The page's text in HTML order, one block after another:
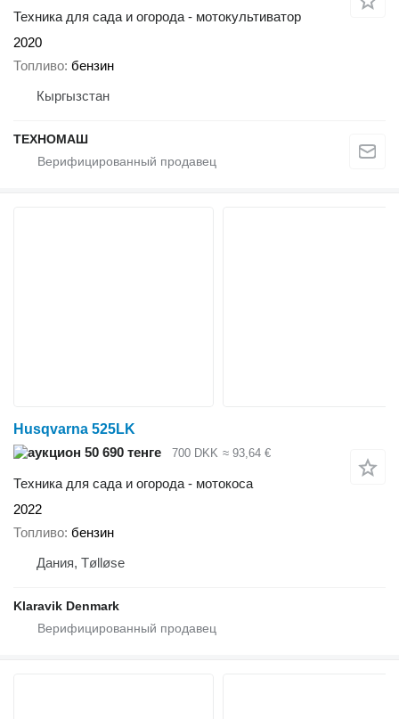
Техника для сада и огорода - мотокультиватор
2020
Топливо бензин
Кыргызстан
ТЕХНОМАШ
Husqvarna 525LK
50 690 тенге
700 DKK ≈ 93,64 €
Техника для сада и огорода - мотокоса
2022
Топливо бензин
Дания, Tølløse
Klaravik Denmark